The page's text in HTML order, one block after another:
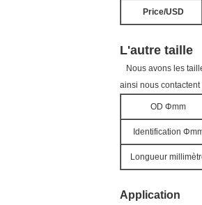
Price/USD
L'autre taille
Nous avons les
ainsi nous
OD Φmm
Identification
Longueur
Application